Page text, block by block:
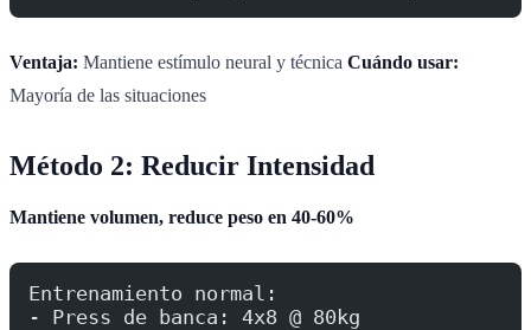
Ventaja: Mantiene estímulo neural y técnica Cuándo usar:
Mayoría de las situaciones
Método 2: Reducir Intensidad
Mantiene volumen, reduce peso en 40-60%
Entrenamiento normal:
- Press de banca: 4x8 @ 80kg